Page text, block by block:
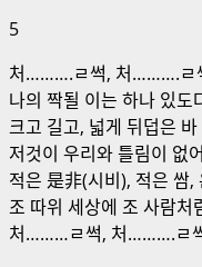
5
처……….ㄹ썩, 처……….ㄹ
나의 짝될 이는 하나 있도
크고 길고, 넓게 뒤덥은
저것이 우리와 틀림이 없
적은 是非(시비), 적은 쌈,
조 따위 세상에 조 사람처
처………ㄹ썩, 처……….ㄹ